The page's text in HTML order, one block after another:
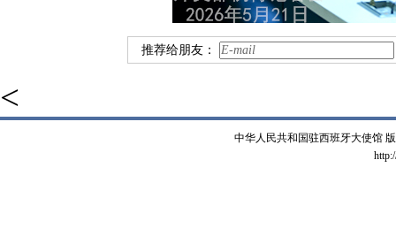
推荐给朋友：
<
中华人民共和国驻西班牙大使馆